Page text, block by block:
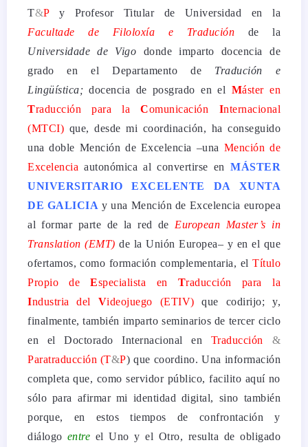
T&Py Profesor Titular de Universidad en la
Facultade de Filoloxía e Tradución de la
Universidade de Vigo donde imparto docencia de
grado en el Departamento de Tradución e
Lingüística;docencia de posgrado en el Máster en
Traducciónpara laComunicación Internacional
(MTCI) que, desde mi coordinación, ha conseguido
una doble Mención de Excelencia –una Mención de
Excelencia autonómica al convertirse en MÁSTER
UNIVERSITARIO EXCELENTE DA XUNTA
DE GALICIA y una Mención de Excelencia europea
al formar parte de la red de European Master’s in
Translation (EMT) de la Unión Europea– y en el que
ofertamos, como formación complementaria, el Título
Propio deEspecialista en Traducción para
la
Industria del Videojuego (ETIV) que codirijo; y,
finalmente, también imparto seminarios de tercer ciclo
en el Doctorado Internacional en Traducción &
Paratraducción (T&P) que coordino. Una información
completa que, como servidor público, facilito aquí no
sólo para afirmar mi identidad digital, sino también
porque, en estos tiempos de confrontación y
diálogo entre el Uno y el Otro, resulta de obligado